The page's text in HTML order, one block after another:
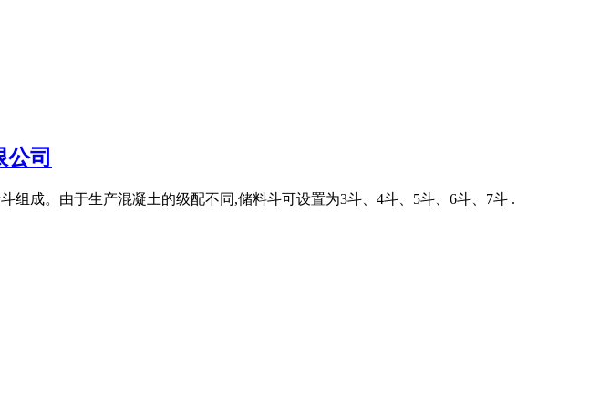
司
成。由于生产混凝土的级配不同,储料斗可设置为3斗、4斗、5斗、6斗、7斗 .